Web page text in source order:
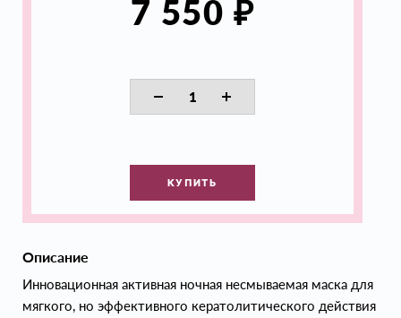
7 550 ₽
КУПИТЬ
Описание
Инновационная активная ночная несмываемая маска для
мягкого, но эффективного кератолитического действия